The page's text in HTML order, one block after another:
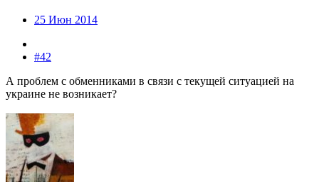
25 Июн 2014
#42
А проблем с обменниками в связи с текущей ситуацией на
украине не возникает?